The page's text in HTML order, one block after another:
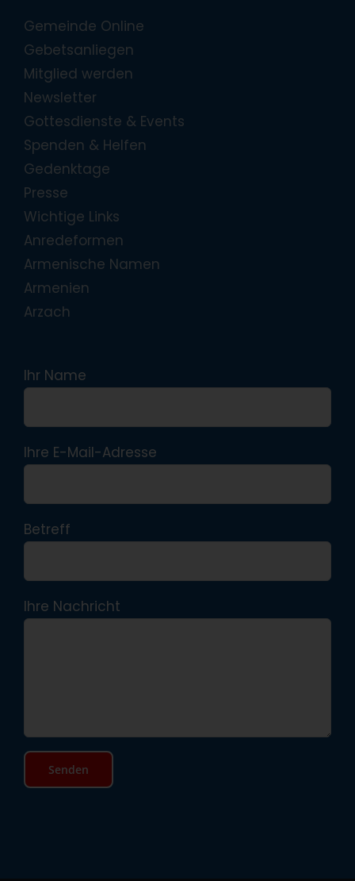
Gemeinde Online
Gebetsanliegen
Mitglied werden
Newsletter
Gottesdienste & Events
Spenden & Helfen
Gedenktage
Presse
Wichtige Links
Anredeformen
Armenische Namen
Armenien
Arzach
Ihr Name
Ihre E-Mail-Adresse
Betreff
Ihre Nachricht